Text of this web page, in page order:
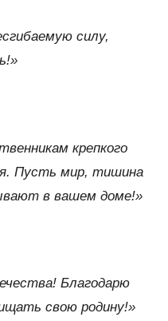
силу,
крепкого
Пусть мир, тишина
в вашем доме!»
Благодарю
свою родину!»